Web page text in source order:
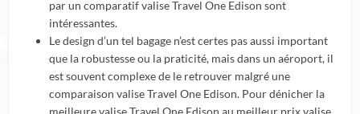
par un comparatif valise Travel One Edison sont
intéressantes.
Le design d’un tel bagage n’est certes pas aussi important
que la robustesse ou la praticité, mais dans un aéroport, il
est souvent complexe de le retrouver malgré une
comparaison valise Travel One Edison. Pour dénicher la
meilleure valise Travel One Edison au meilleur prix valise